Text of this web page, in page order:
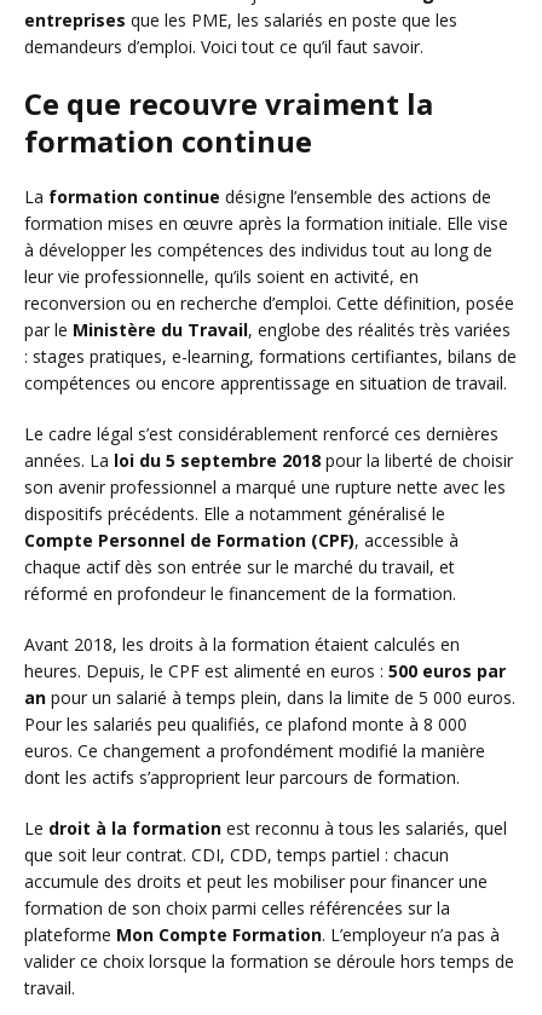
entreprises que les PME, les salariés en poste que les
demandeurs d’emploi. Voici tout ce qu’il faut savoir.
Ce que recouvre vraiment la
formation continue
La formation continue désigne l’ensemble des actions de
formation mises en œuvre après la formation initiale. Elle vise
à développer les compétences des individus tout au long de
leur vie professionnelle, qu’ils soient en activité, en
reconversion ou en recherche d’emploi. Cette définition, posée
par le Ministère du Travail, englobe des réalités très variées
: stages pratiques, e-learning, formations certifiantes, bilans de
compétences ou encore apprentissage en situation de travail.
Le cadre légal s’est considérablement renforcé ces dernières
années. La loi du 5 septembre 2018 pour la liberté de choisir
son avenir professionnel a marqué une rupture nette avec les
dispositifs précédents. Elle a notamment généralisé le
Compte Personnel de Formation (CPF), accessible à
chaque actif dès son entrée sur le marché du travail, et
réformé en profondeur le financement de la formation.
Avant 2018, les droits à la formation étaient calculés en
heures. Depuis, le CPF est alimenté en euros : 500 euros par
an pour un salarié à temps plein, dans la limite de 5 000 euros.
Pour les salariés peu qualifiés, ce plafond monte à 8 000
euros. Ce changement a profondément modifié la manière
dont les actifs s’approprient leur parcours de formation.
Le droit à la formation est reconnu à tous les salariés, quel
que soit leur contrat. CDI, CDD, temps partiel : chacun
accumule des droits et peut les mobiliser pour financer une
formation de son choix parmi celles référencées sur la
plateforme Mon Compte Formation. L’employeur n’a pas à
valider ce choix lorsque la formation se déroule hors temps de
travail.